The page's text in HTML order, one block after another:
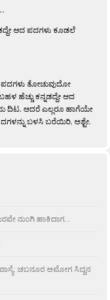
ಆದ ಪದಗಳು ಕೂಡಲೆ
ತೋಚುವುದೋ
ಹೆಚ್ಚು ಕನ್ನಡದ್ದೇ ಆದ
ದಿಟ. ಆದರೆ ಎಲ್ಲರೂ ಹಾಗೆಯೇ
ಬಳಸಿ ಬರೆಯಿರಿ, ಅಶ್ಟೇ.
ನುಂಗಿ ಹಾಕಿದಾಗ…
ಚಬನೂರ ಅಮೋಗ ಸಿದ್ದನ